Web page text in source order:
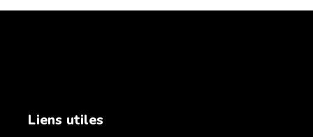
Liens utiles